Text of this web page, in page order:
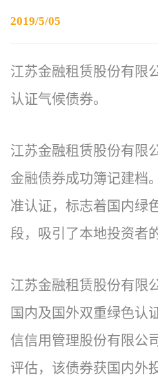
2019/5/05
江苏金融租赁股份有限
认证气候债券。
江苏金融租赁股份有限
金融债券成功簿记建档
准认证，标志着国内绿
段，吸引了本地投资者
江苏金融租赁股份有限
国内及国外双重绿色认
信信用管理股份有限公
评估，该债券获国内外